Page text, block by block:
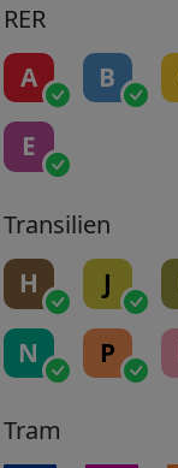
RER
A B
E
Transilien
H J
N P
Tram